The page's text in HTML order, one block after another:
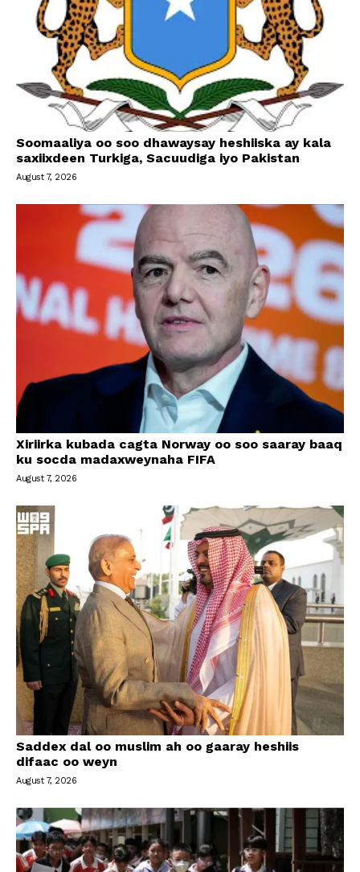
Soomaaliya oo soo dhawaysay heshiiska ay kala
saxiixdeen Turkiga, Sacuudiga iyo Pakistan
August 7, 2026
Xiriirka kubada cagta Norway oo soo saaray baaq
ku socda madaxweynaha FIFA
August 7, 2026
Saddex dal oo muslim ah oo gaaray heshiis
difaac oo weyn
August 7, 2026